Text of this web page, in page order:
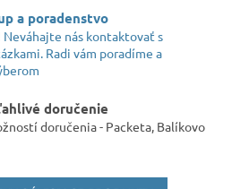
a poradenstvo
Neváhajte nás kontaktovať s
Radi vám poradíme a
doručenie
doručenia - Packeta, Balíkovo